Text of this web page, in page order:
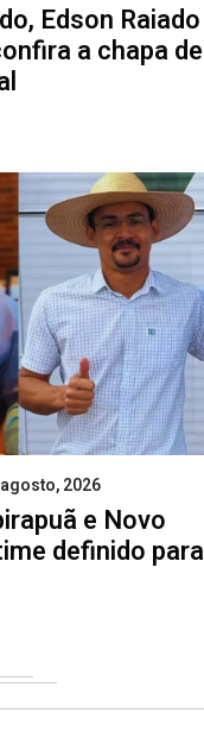
Edson Raiado
a chapa de
2026
e Novo
definido para